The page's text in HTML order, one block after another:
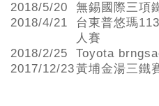
2018/5/20
無錫國際三項
2018/4/21
台東普悠瑪
人賽
2018/2/25 Toyota
2017/12/23黃埔金湯三鐵